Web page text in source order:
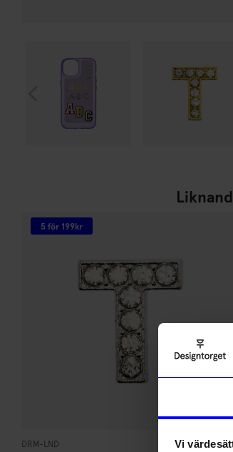
Vi
5 för 199kr
DRM-LND